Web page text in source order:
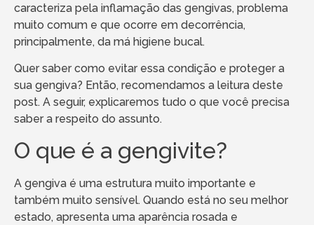
caracteriza pela inflamação das gengivas, problema
muito comum e que ocorre em decorrência,
principalmente, da má higiene bucal.
Quer saber como evitar essa condição e proteger a
sua gengiva? Então, recomendamos a leitura deste
post. A seguir, explicaremos tudo o que você precisa
saber a respeito do assunto.
O que é a gengivite?
A gengiva é uma estrutura muito importante e
também muito sensível. Quando está no seu melhor
estado, apresenta uma aparência rosada e